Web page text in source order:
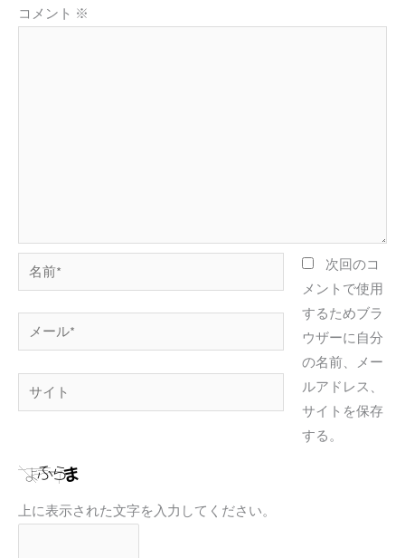
コメント ※
前
*
ー
ル
イ
次回のコ
メントで使用
するためブラ
ウザーに自分
の名前、メー
ルアドレス、
サイトを保存
する。
上に表示された文字を入力してください。